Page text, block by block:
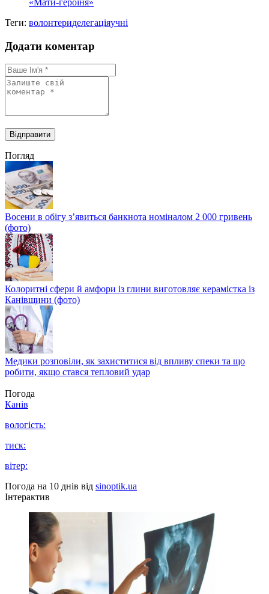
Теги: волонтериделегаціяучні
Додати коментар
Погляд
Восени в обігу з’явиться банкнота номіналом 2 000 гривень
(фото)
Колоритні сфери й амфори із глини виготовляє керамістка із
Канівщини (фото)
Медики розповіли, як захиститися від впливу спеки та що
робити, якщо стався тепловий удар
Погода
Канів
вологість:
тиск:
вітер:
Погода на 10 днів від sinoptik.ua
Інтерактив